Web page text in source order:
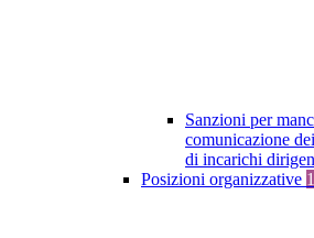
Sanzioni per
comunicazione
di incarichi
Posizioni organizzative 1